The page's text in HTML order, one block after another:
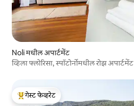
Noli मधील अपार्टमेंट
व्हिला फ्लोरिसा, स्पॉटोर्नोमधील रोझ अपार्टमेंट
टॉप गेस्ट फेव्हरेट
गेस्ट फेव्हरेट